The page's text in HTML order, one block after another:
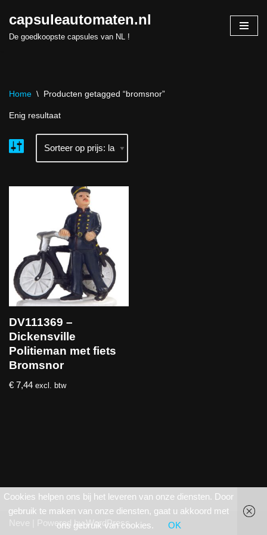
Skip
capsuleautomaten.nl
De goedkoopste capsules van NL !
Home \ Producten getagged “bromsnor”
Enig resultaat
DV111369 –
Dickensville
Politieman met fiets
Bromsnor
€ 7,44 excl. btw
Neve | Powered byWordPress
Cookies helpen ons bij het leveren van onze diensten. Door
gebruik te maken van onze diensten, gaat u akkoord met
ons gebruik van cookies.
OK